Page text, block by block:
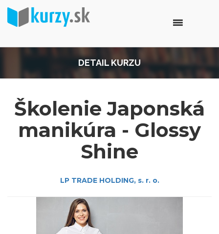
DETAIL KURZU
Školenie Japonská
manikúra - Glossy
Shine
LP TRADE HOLDING, s. r. o.